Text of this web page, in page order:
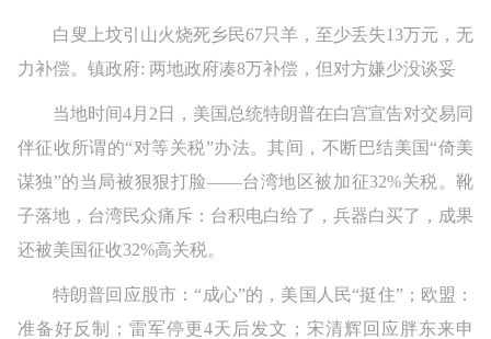
白叟上坟引山火烧死乡民67只羊，至少丢失13万元，无
力补偿。镇政府: 两地政府凑8万补偿，但对方嫌少没谈妥
当地时间4月2日，美国总统特朗普在白宫宣告对交易同
伴征收所谓的“对等关税”办法。其间，不断巴结美国“倚美
谋独”的当局被狠狠打脸——台湾地区被加征32%关税。靴
子落地，台湾民众痛斥：台积电白给了，兵器白买了，成果
还被美国征收32%高关税。
特朗普回应股市：“成心”的，美国人民“挺住”；欧盟：
准备好反制；雷军停更4天后发文；宋清辉回应胖东来申